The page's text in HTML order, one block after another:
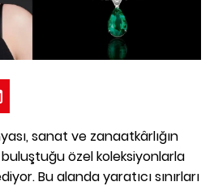
sanat ve zanaatkârlığın
özel koleksiyonlarla
Bu alanda yaratıcı sınırları